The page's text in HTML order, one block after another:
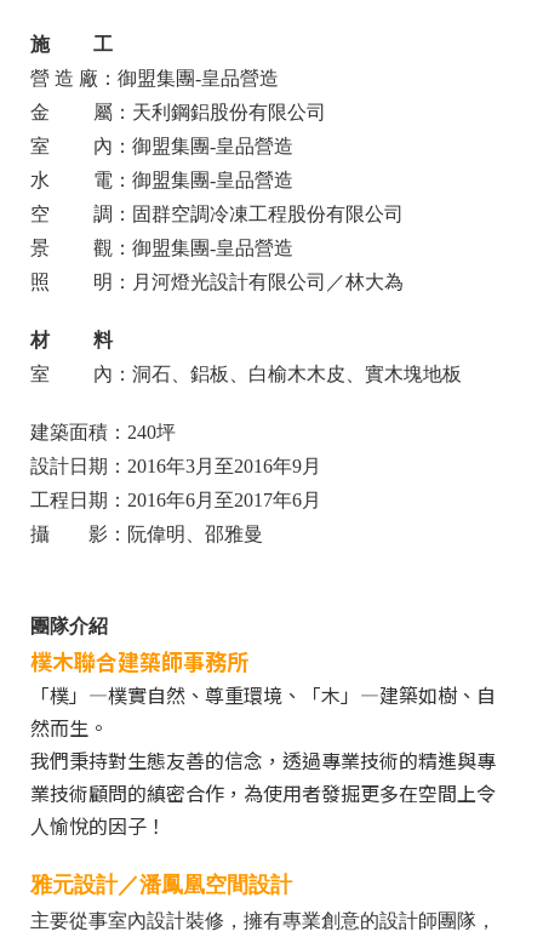
施 工
營 造 廠：御盟集團-皇品營造
金
屬：天利鋼鋁股份有限公司
室
內：御盟集團-皇品營造
水 電：御盟集團-皇品營造
空 調：固群空調冷凍工程股份有限公司
景 觀：御盟集團-皇品營造
照 明：月河燈光設計有限公司／林大為
材 料
室 內：洞石、鋁板、白榆木木皮、實木塊地板
建築面積：240坪
設計日期：2016年3月至2016年9月
工程日期：2016年6月至2017年6月
攝 影：阮偉明、邵雅曼
團隊介紹
樸木聯合建築師事務所
「樸」—樸實自然、尊重環境、「木」—建築如樹、自
然而生。
我們秉持對生態友善的信念，透過專業技術的精進與專
業技術顧問的縝密合作，為使用者發掘更多在空間上令
人愉悅的因子！
雅元設計／潘鳳凰空間設計
主要從事室內設計裝修，擁有專業創意的設計師團隊，